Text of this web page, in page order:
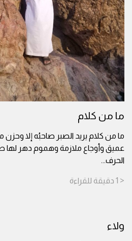
ما من كلام
ما من كلام يريد الصبر صاحبُه إلا وحزن
عميق وأوجاع ملازمة وهموم دهر لها
الحرف...
< 1 دقيقة للقراءة
ولاء